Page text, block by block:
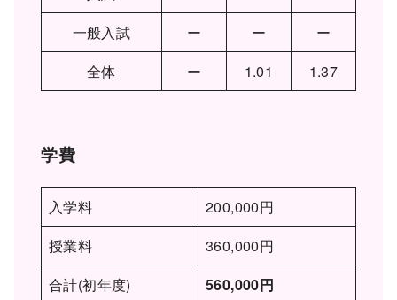
一般入試 ー ー
ー
全体
ー 1.01 1.37
学費
入学料
200,000円
授業料
360,000円
合計(初年度)
560,000円